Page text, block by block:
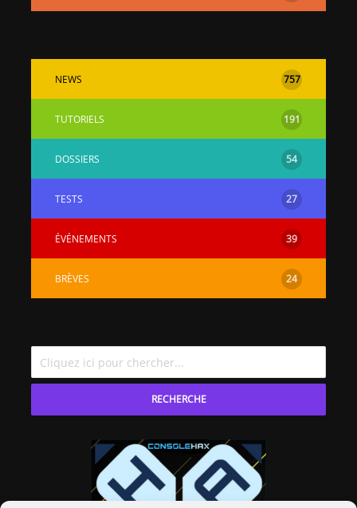
NEWS 757
TUTORIELS 191
DOSSIERS 54
TESTS 27
ÉVÉNEMENTS 39
BRÈVES 24
RECHERCHE